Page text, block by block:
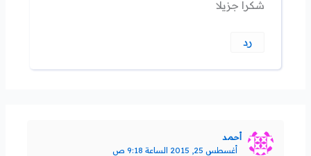
شكرا جزيلا
رد
أحمد
أغسطس 25, 2015 الساعة 9:18 ص